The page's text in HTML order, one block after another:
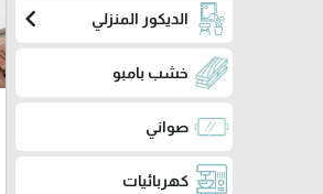
الديكور المنزلي chevron_left
خشب بامبو
صواني
كهربائيات